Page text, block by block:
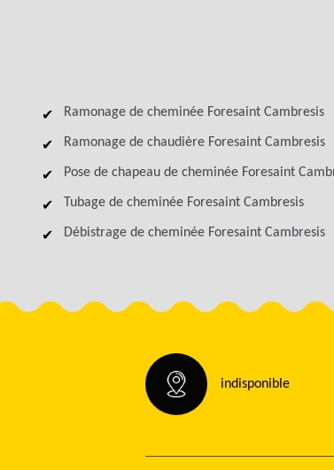
Ramonage de cheminée Foresaint Cambresis
Ramonage de chaudière Foresaint Cambresis
Pose de chapeau de cheminée Foresaint
Tubage de cheminée Foresaint Cambresis
Débistrage de cheminée Foresaint Cambresis
indisponible